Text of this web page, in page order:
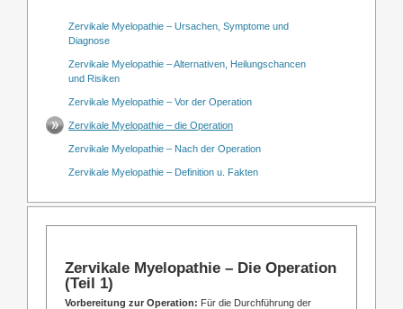
Zervikale Myelopathie – Ursachen, Symptome und
Diagnose
Zervikale Myelopathie – Alternativen, Heilungschancen
und Risiken
Zervikale Myelopathie – Vor der Operation
Zervikale Myelopathie – die Operation
Zervikale Myelopathie – Nach der Operation
Zervikale Myelopathie – Definition u. Fakten
Zervikale Myelopathie – Die Operation
(Teil 1)
Vorbereitung zur Operation: Für die Durchführung der